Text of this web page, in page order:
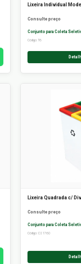
Lixeira Individual
Consulte preço
Conjunto para Coleta
Código: T6
Lixeira Quadrada c/
Consulte preço
Conjunto para Coleta
Código: CS1760